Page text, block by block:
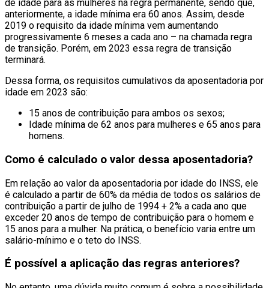
de idade para as mulheres na regra permanente, sendo que,
anteriormente, a idade mínima era 60 anos. Assim, desde
2019 o requisito da idade mínima vem aumentando
progressivamente 6 meses a cada ano – na chamada regra
de transição. Porém, em 2023 essa regra de transição
terminará.
Dessa forma, os requisitos cumulativos da aposentadoria por
idade em 2023 são:
15 anos de contribuição para ambos os sexos;
Idade mínima de 62 anos para mulheres e 65 anos para
homens.
Como é calculado o valor dessa aposentadoria?
Em relação ao valor da aposentadoria por idade do INSS, ele
é calculado a partir de 60% da média de todos os salários de
contribuição a partir de julho de 1994 + 2% a cada ano que
exceder 20 anos de tempo de contribuição para o homem e
15 anos para a mulher. Na prática, o benefício varia entre um
salário-mínimo e o teto do INSS.
É possível a aplicação das regras anteriores?